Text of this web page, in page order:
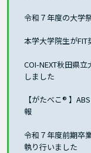
令和７年度の大学
本学大学院生が
COI-NEXT秋田県
しました
【がたべこ® 】
報
令和７年度前期卒
執り行いました